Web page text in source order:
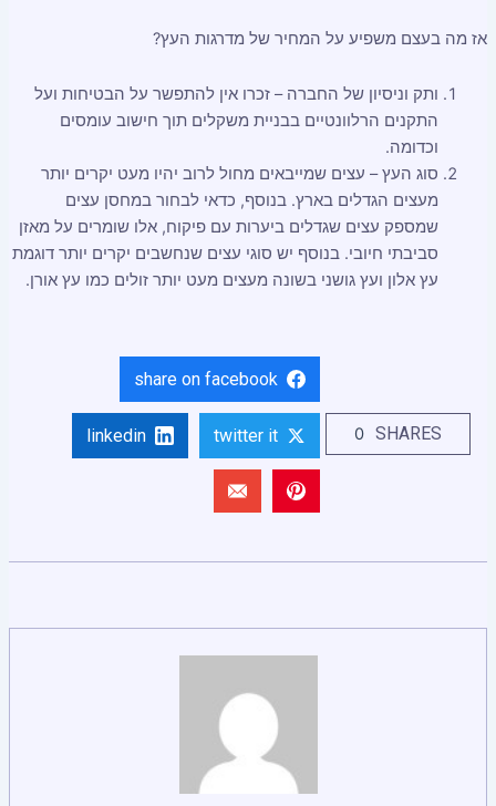
אז מה בעצם משפיע על המחיר של מדרגות העץ?
ותק וניסיון של החברה – זכרו אין להתפשר על הבטיחות ועל
התקנים הרלוונטיים בבניית משקלים תוך חישוב עומסים
וכדומה.
סוג העץ – עצים שמייבאים מחול לרוב יהיו מעט יקרים יותר
מעצים הגדלים בארץ. בנוסף, כדאי לבחור במחסן עצים
שמספק עצים שגדלים ביערות עם פיקוח, אלו שומרים על מאזן
סביבתי חיובי. בנוסף יש סוגי עצים שנחשבים יקרים יותר דוגמת
עץ אלון ועץ גושני בשונה מעצים מעט יותר זולים כמו עץ אורן.
0 SHARES
share on facebook
twitter it
linkedin